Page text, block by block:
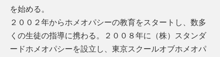
を始める。
２００２年からホメオパシーの教育をスタートし、数多
くの生徒の指導に携わる。２００８年に（株）スタンダ
ードホメオパシーを設立し、東京スクールオブホメオパ